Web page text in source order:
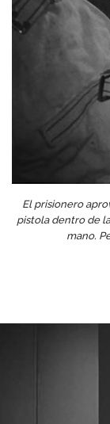
El prisionero
pistola dentro de
mano.